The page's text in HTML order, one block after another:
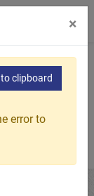
S-3000 米国規
×
clipboard
error to